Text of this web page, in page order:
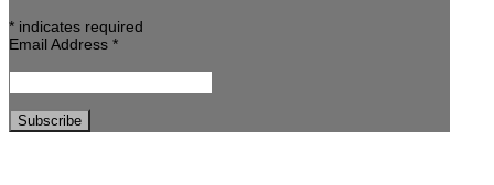
* indicates required
Email Address *